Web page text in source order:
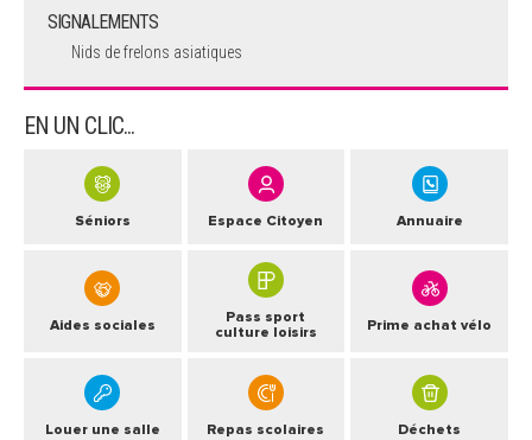
SIGNALEMENTS
Nids de frelons asiatiques
EN UN CLIC...
Séniors Espace Citoyen Annuaire
Aides sociales
Pass sport
culture loisirs
Prime achat vélo
Louer une salle Repas scolaires Déchets